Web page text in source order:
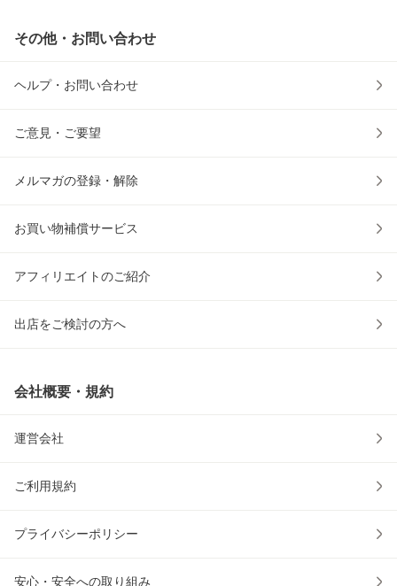
その他・お問い合わせ
ヘルプ・お問い合わせ
ご意見・ご要望
メルマガの登録・解除
お買い物補償サービス
アフィリエイトのご紹介
出店をご検討の方へ
会社概要・規約
運営会社
ご利用規約
プライバシーポリシー
安心・安全への取り組み